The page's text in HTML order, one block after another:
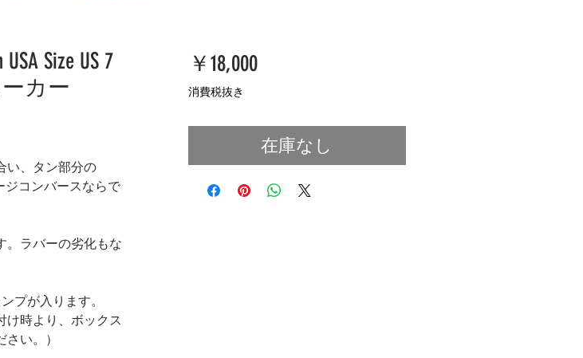
Size US 7
カー
い、タン部分の
ジコンバースならで
。ラバーの劣化もな
プが入ります。
け時より、ボックス
い。）
￥18,000価
消費税抜き
在庫なし